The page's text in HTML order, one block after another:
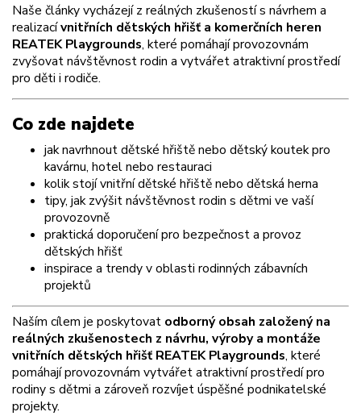
Naše články vycházejí z reálných zkušeností s návrhem a
realizacívnitřních dětských hřišť a komerčních heren
REATEK Playgrounds, které pomáhají provozovnám
zvyšovat návštěvnost rodin a vytvářet atraktivní prostředí
pro děti i rodiče.
Co zde najdete
jak navrhnout dětské hřiště nebo dětský koutek pro
kavárnu, hotel nebo restauraci
kolik stojí vnitřní dětské hřiště nebo dětská herna
tipy, jak zvýšit návštěvnost rodin s dětmi ve vaší
provozovně
praktická doporučení pro bezpečnost a provoz
dětských hřišť
inspirace a trendy v oblasti rodinných zábavních
projektů
Naším cílem je poskytovat odborný obsah založený na
reálných zkušenostech z návrhu, výroby a montáže
vnitřních dětských hřišť REATEK Playgrounds, které
pomáhají provozovnám vytvářet atraktivní prostředí pro
rodiny s dětmi a zároveň rozvíjet úspěšné podnikatelské
projekty.